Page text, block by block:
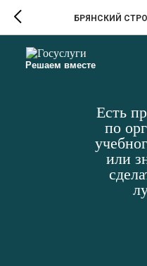
Решаем вместе
Есть
по
или
БРЯНСКИЙ